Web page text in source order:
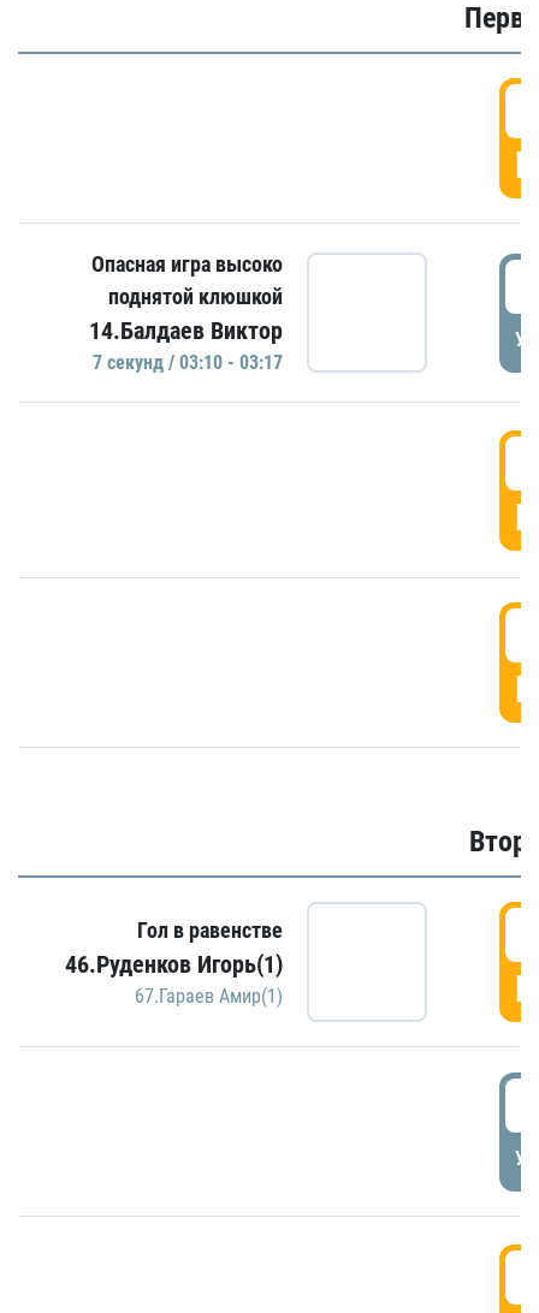
Опасная игра высоко
поднятой клюшкой
14.Балдаев Виктор
7 секунд / 03:10 - 03:17
Гол в равенстве
46.Руденков Игорь(1)
67.Гараев Амир(1)